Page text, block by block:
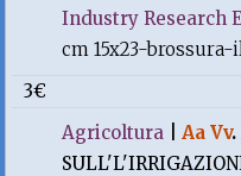
Industry Research
cm 15x23-
3€
Agricoltura |Aa Vv.